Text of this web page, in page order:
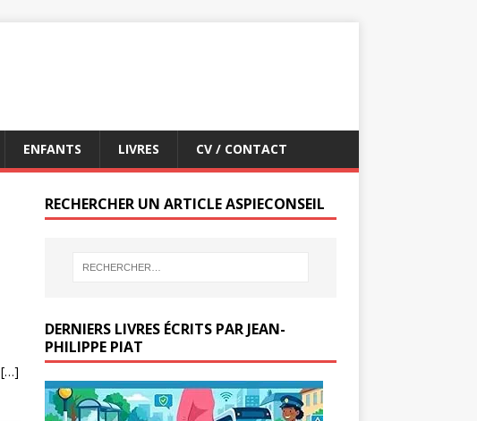
ENFANTS LIVRES CV / CONTACT
[…]
RECHERCHER UN ARTICLE ASPIECONSEIL
DERNIERS LIVRES ÉCRITS PAR JEAN-
PHILIPPE PIAT